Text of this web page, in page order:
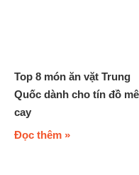
Top 8 món ăn vặt Trung
Quốc dành cho tín đồ mê
cay
Đọc thêm »